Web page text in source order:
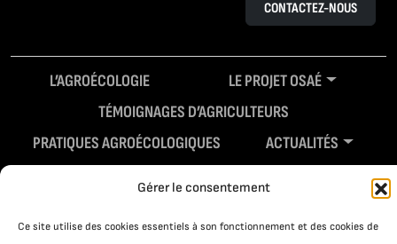
Gérer le consentement
Ce site utilise des cookies essentiels à son fonctionnement et des cookies de
CONTACTEZ-NOUS
L’AGROÉCOLOGIE
LE PROJET OSAÉ
TÉMOIGNAGES D’AGRICULTEURS
PRATIQUES AGROÉCOLOGIQUES
ACTUALITÉS